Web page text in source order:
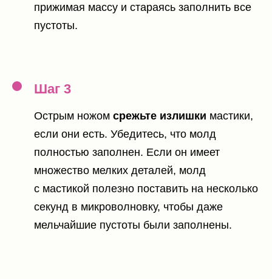
прижимая массу и стараясь заполнить все
пустоты.
Шаг 3
Острым ножом срежьте излишки мастики,
если они есть. Убедитесь, что молд
полностью заполнен. Если он имеет
множество мелких деталей, молд
с мастикой полезно поставить на несколько
секунд в микроволновку, чтобы даже
мельчайшие пустоты были заполнены.